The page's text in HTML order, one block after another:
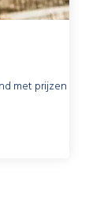
met prijzen